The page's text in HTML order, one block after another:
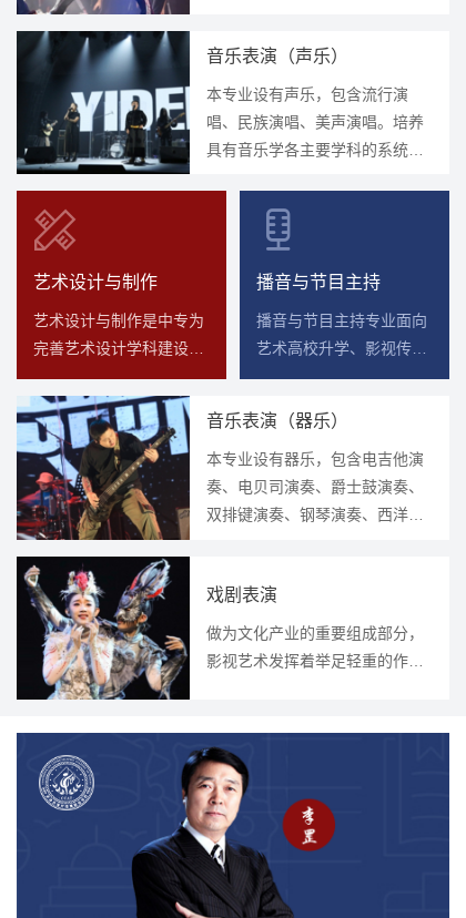
演等多个方向。
音乐表演（声乐）
本专业设有声乐，包含流行演
唱、民族演唱、美声演唱。培养
具有音乐学各主要学科的系统知
音乐表演技能等能适应广播电
视、出版机构、文化机构、文艺
作的专业性人才。
艺术设计与制作
艺术设计与制作是中专为
完善艺术设计学科建设设
立的新专业。入学要求为
初中毕业生或具有同等学
历者，基本修业年限为3
年，该系坚持以实践为基
础，以理论为主导，以创
新为驱动，秉承理论结合
实践的教学理念，着重培
养既具有人文修养，又对
艺术设计具有较强思辨力
和社会服务意识的设计策
划和社会服务类人才。
播音与节目主持
播音与节目主持专业面向
艺术高校升学、影视传媒
行业一线相关单位，培养
高的艺术水平、和良好的
职业道德，德、智、体全
面发展，具有一般播音主
持基础知识，多种语言艺
公司、教育机构等单位继
续升学及从事语言艺术工
作的复合型创新型专业人
音乐表演（器乐）
本专业设有器乐，包含电吉他演
奏、电贝司演奏、爵士鼓演奏、
双排键演奏、钢琴演奏、西洋器
戏剧表演
做为文化产业的重要组成部分，
影视艺术发挥着举足轻重的作
中国影视业的快速发展和影视国
际地位日益增强。